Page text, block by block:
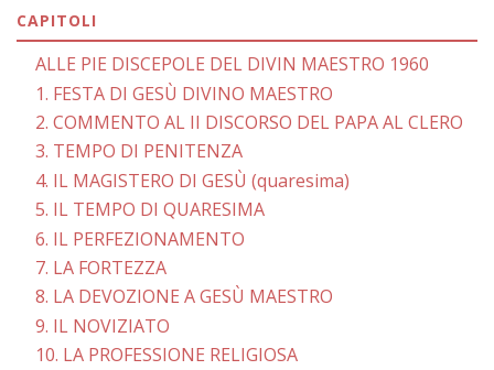
CAPITOLI
ALLE PIE DISCEPOLE DEL DIVIN MAESTRO 1960
1. FESTA DI GESÙ DIVINO MAESTRO
2. COMMENTO AL II DISCORSO DEL PAPA AL CLERO
3. TEMPO DI PENITENZA
4. IL MAGISTERO DI GESÙ (quaresima)
5. IL TEMPO DI QUARESIMA
6. IL PERFEZIONAMENTO
7. LA FORTEZZA
8. LA DEVOZIONE A GESÙ MAESTRO
9. IL NOVIZIATO
10. LA PROFESSIONE RELIGIOSA